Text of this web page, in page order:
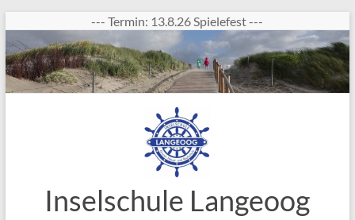
Inhalt
springen
--- Termin: 13.8.26 Spielefest ---
Inselschule Langeoog